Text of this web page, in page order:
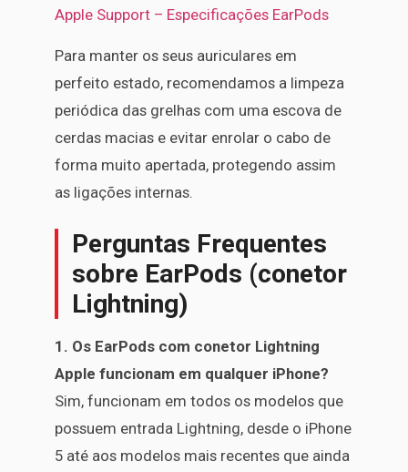
Apple Support – Especificações EarPods
Para manter os seus auriculares em
perfeito estado, recomendamos a limpeza
periódica das grelhas com uma escova de
cerdas macias e evitar enrolar o cabo de
forma muito apertada, protegendo assim
as ligações internas.
Perguntas Frequentes
sobre EarPods (conetor
Lightning)
1. Os EarPods com conetor Lightning
Apple funcionam em qualquer iPhone?
Sim, funcionam em todos os modelos que
possuem entrada Lightning, desde o iPhone
5 até aos modelos mais recentes que ainda